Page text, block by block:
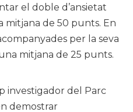
el doble d’ansietat
mitjana de 50 punts. En
per la seva
mitjana de 25 punts.
investigador del Parc
demostrar